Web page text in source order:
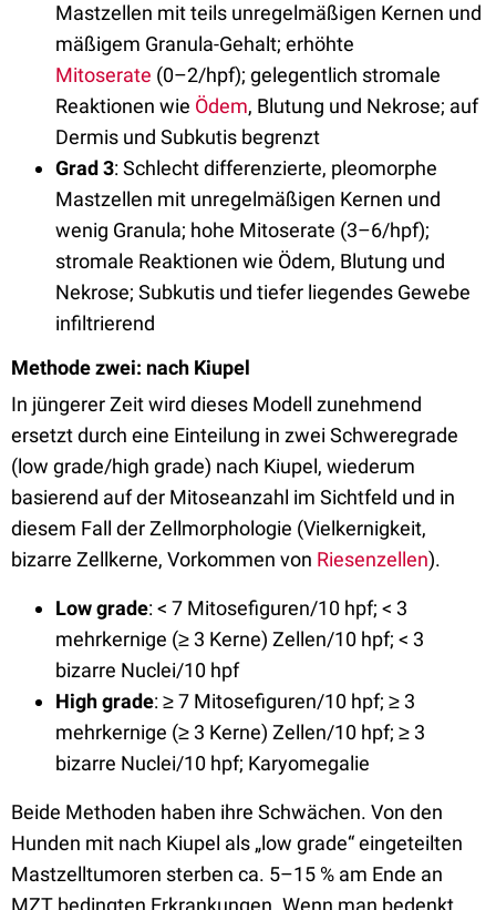
Mastzellen mit teils unregelmäßigen Kernen und
mäßigem Granula-Gehalt; erhöhte
Mitoserate (0–2/hpf); gelegentlich stromale
Reaktionen wie Ödem, Blutung und Nekrose; auf
Dermis und Subkutis begrenzt
Grad 3: Schlecht differenzierte, pleomorphe
Mastzellen mit unregelmäßigen Kernen und
wenig Granula; hohe Mitoserate (3–6/hpf);
stromale Reaktionen wie Ödem, Blutung und
Nekrose; Subkutis und tiefer liegendes Gewebe
infiltrierend
Methode zwei: nach Kiupel
In jüngerer Zeit wird dieses Modell zunehmend
ersetzt durch eine Einteilung in zwei Schweregrade
(low grade/high grade) nach Kiupel, wiederum
basierend auf der Mitoseanzahl im Sichtfeld und in
diesem Fall der Zellmorphologie (Vielkernigkeit,
bizarre Zellkerne, Vorkommen von Riesenzellen).
Low grade: < 7 Mitosefiguren/10 hpf; < 3
mehrkernige (≥ 3 Kerne) Zellen/10 hpf; < 3
bizarre Nuclei/10 hpf
High grade: ≥ 7 Mitosefiguren/10 hpf; ≥ 3
mehrkernige (≥ 3 Kerne) Zellen/10 hpf; ≥ 3
bizarre Nuclei/10 hpf; Karyomegalie
Beide Methoden haben ihre Schwächen. Von den
Hunden mit nach Kiupel als „low grade“ eingeteilten
Mastzelltumoren sterben ca. 5–15 % am Ende an
MZT bedingten Erkrankungen. Wenn man bedenkt,